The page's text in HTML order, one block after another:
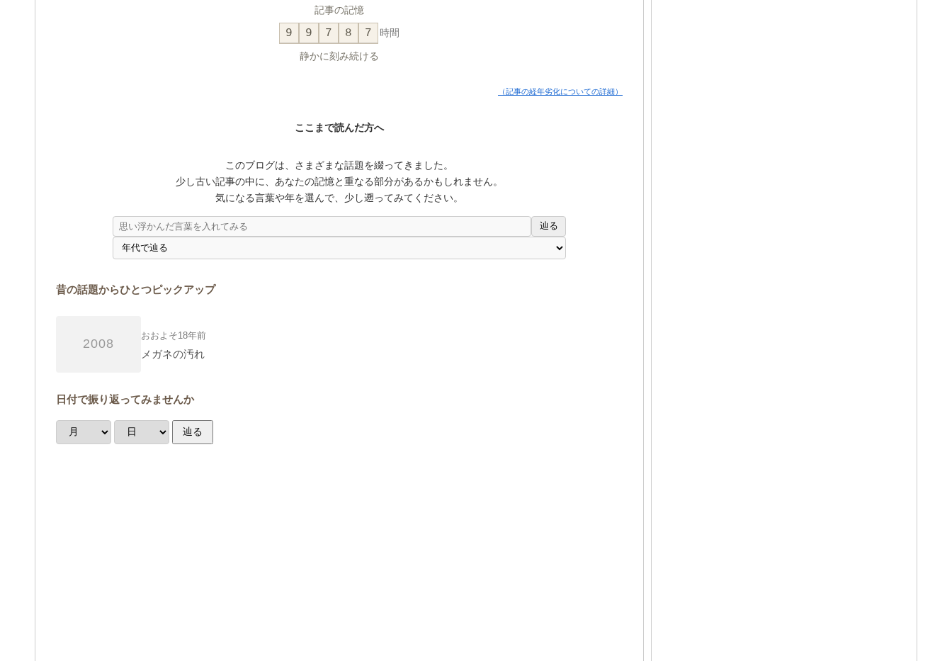
記事の記憶
9 9 7 8 7 時間
静かに刻み続ける
（記事の経年劣化についての詳細）
ここまで読んだ方へ
このブログは、さまざまな話題を綴ってきました。
少し古い記事の中に、あなたの記憶と重なる部分があるかもしれません。
気になる言葉や年を選んで、少し遡ってみてください。
辿る
昔の話題からひとつピックアップ
2008
おおよそ18年前
メガネの汚れ
日付で振り返ってみませんか
辿る